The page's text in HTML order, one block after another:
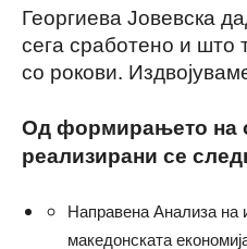
Георгиева Јовевска
сега сработено и што
со рокови.
Од формирањето на
реализирани се
Направена Анализа на
македонската